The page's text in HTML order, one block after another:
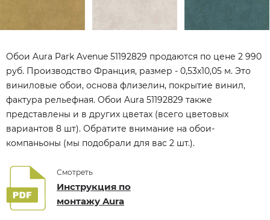
Обои Aura Park Avenue 51192829 продаются по цене 2 990
руб. Производство Франция, размер - 0,53x10,05 м. Это
виниловые обои, основа флизелин, покрытие винил,
фактура рельефная. Обои Aura 51192829 также
представлены и в других цветах (всего цветовых
вариантов 8 шт). Обратите внимание на обои-
компаньоны (мы подобрали для вас 2 шт.).
Смотреть
Инструкция по
монтажу Aura